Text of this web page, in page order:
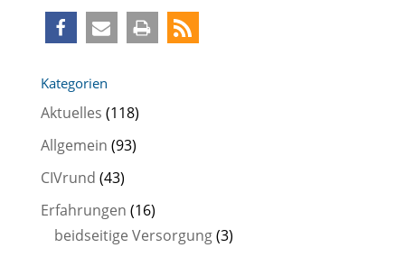
e
s
l
d
Kategorien
Aktuelles (118)
Allgemein (93)
CIVrund (43)
Erfahrungen (16)
beidseitige Versorgung(3)